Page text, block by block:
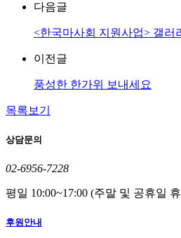
다음글
<한국마사회 지원사업> 갤러
이전글
풍성한 한가위 보내세요
목록보기
상담문의
02-6956-7228
평일 10:00~17:00 (주말 및 공휴일
후원안내